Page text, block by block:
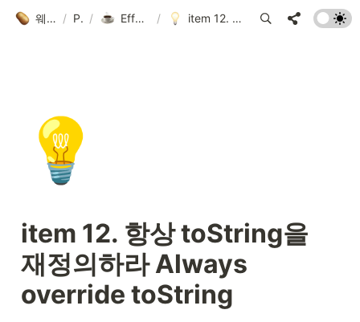
웨지의 개발 블로그 / Posts / Effective Java 3/E 정리 / item 12. 항상 toString을 재정의하라 Always override toString
💡
item 12. 항상 toString을
재정의하라 Always
override toString